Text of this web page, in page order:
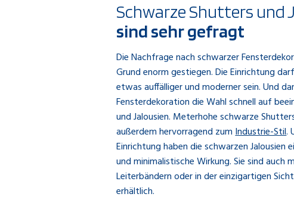
Schwarze Shutters und
sind sehr gefragt
Die Nachfrage nach schwarzer
Grund enorm gestiegen. Die Einrichtung
etwas auffälliger und moderner sein. Und
Fensterdekoration die Wahl schnell auf
und Jalousien. Meterhohe schwarze
außerdem hervorragend zumIndustrie-Stil.
Einrichtung haben die schwarzen Jalousien
und minimalistische Wirkung. Sie sind auch
Leiterbändern oder in der einzigartigen
erhältlich.